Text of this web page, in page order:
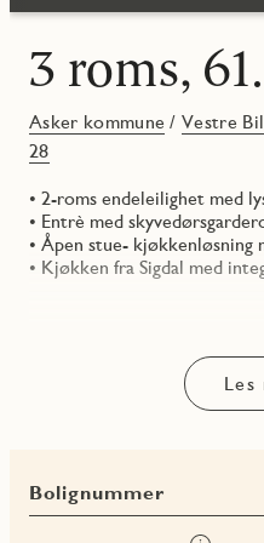
3 roms,
Asker kommune /Vestre
28
• 2-roms endeleilighet med
• Entrè med
• Åpen stue- kjøkkenløsning
• Kjøkken fra Sigdal med
Les
Bolignummer